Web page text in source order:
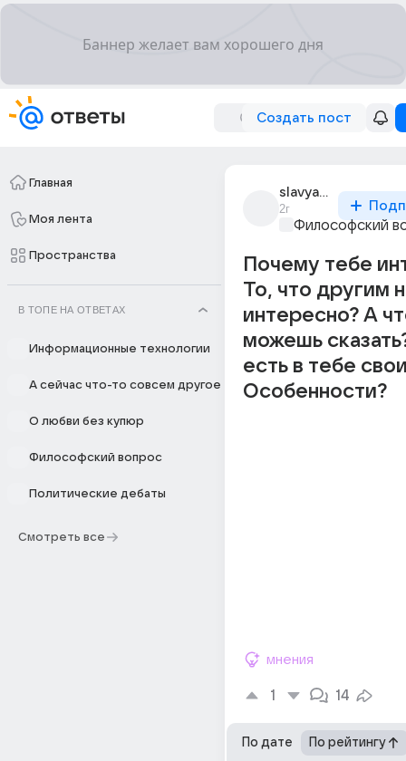
Создать пост
Главная
Моя лента
Пространства
В ТОПЕ НА ОТВЕТАХ
Информационные технологии
А сейчас что-то совсем другое
О любви без купюр
Философский вопрос
Политические дебаты
Смотреть все
slavyanka_magic
2г
Философский
Почему тебе
То, что другим
интересно? А
можешь
есть в тебе
Особенности?
мнения
1 14
По дате По рейтингу